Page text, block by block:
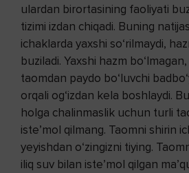
ulardan birortasining faoliyati
tizimi izdan chiqadi. Buning
ichaklarda yaxshi so‘rilmaydi,
buziladi. Yaxshi hazm
taomdan paydo bo‘luvchi
orqali og‘izdan kela boshlaydi.
holga chalinmaslik uchun turli
iste’mol qilmang. Taomni shirin
yeyishdan o‘zingizni tiying.
iliq suv bilan iste’mol qilgan